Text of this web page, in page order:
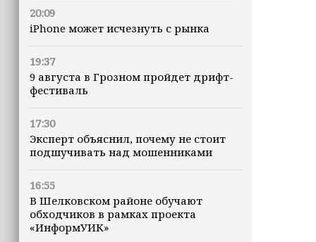
20:09
iPhone может исчезнуть с рынка
19:37
9 августа в Грозном пройдет дрифт-
фестиваль
17:30
Эксперт объяснил, почему не стоит
подшучивать над мошенниками
16:55
В Шелковском районе обучают
обходчиков в рамках проекта
«ИнформУИК»